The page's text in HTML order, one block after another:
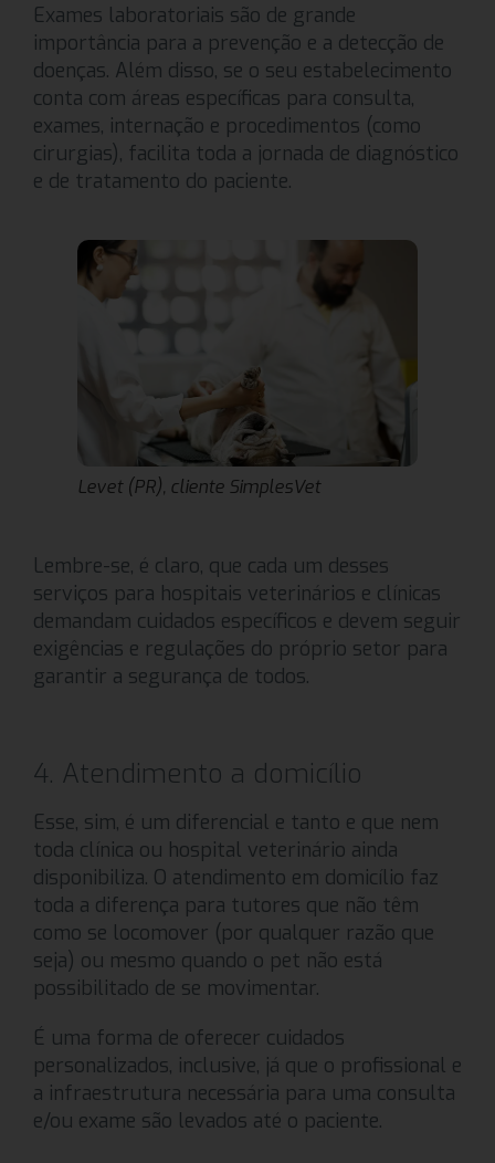
Exames laboratoriais são de grande
importância para a prevenção e a detecção de
doenças. Além disso, se o seu estabelecimento
conta com áreas específicas para consulta,
exames, internação e procedimentos (como
cirurgias), facilita toda a jornada de diagnóstico
e de tratamento do paciente.
Levet (PR), cliente SimplesVet
Lembre-se, é claro, que cada um desses
serviços para hospitais veterinários e clínicas
demandam cuidados específicos e devem seguir
exigências e regulações do próprio setor para
garantir a segurança de todos.
4. Atendimento a domicílio
Esse, sim, é um diferencial e tanto e que nem
toda clínica ou hospital veterinário ainda
disponibiliza. O atendimento em domicílio faz
toda a diferença para tutores que não têm
como se locomover (por qualquer razão que
seja) ou mesmo quando o pet não está
possibilitado de se movimentar.
É uma forma de oferecer cuidados
personalizados, inclusive, já que o profissional e
a infraestrutura necessária para uma consulta
e/ou exame são levados até o paciente.